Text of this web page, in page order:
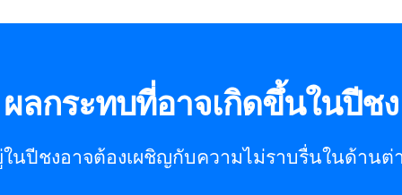
ผลกระทบที่อาจเกิดขึ้นในปีชง
นปีชงอาจต้องเผชิญกับความไม่ราบรื่นในด้านต่า